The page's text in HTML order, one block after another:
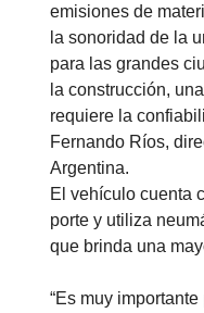
emisiones de
la sonoridad de la
para las grandes
la construcción,
requiere la
Fernando Ríos,
Argentina.
El vehículo cuenta
porte y utiliza
que brinda una
“Es muy